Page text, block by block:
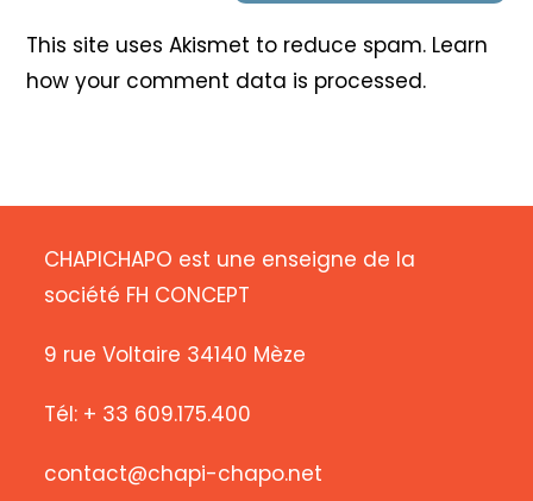
This site uses Akismet to reduce spam. Learn
how your comment data is processed.
CHAPICHAPO est une enseigne de la
société FH CONCEPT
9 rue Voltaire 34140 Mèze
Tél: + 33 609.175.400
contact@chapi-chapo.net